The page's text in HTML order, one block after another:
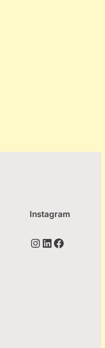
Instagram
Instagram LinkedIn Facebook